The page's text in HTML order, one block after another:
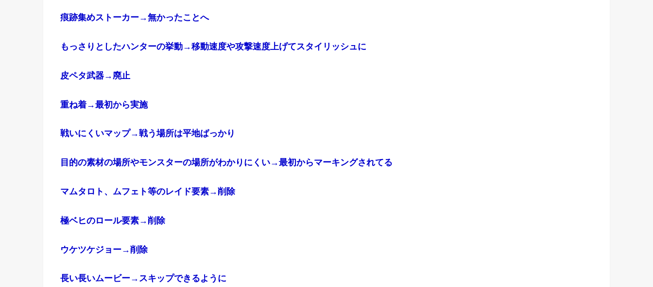
痕跡集めストーカー→無かったことへ
もっさりとしたハンターの挙動→移動速度や攻撃速度上げてスタイリッシュに
皮ペタ武器→廃止
重ね着→最初から実施
戦いにくいマップ→戦う場所は平地ばっかり
目的の素材の場所やモンスターの場所がわかりにくい→最初からマーキングされてる
マムタロト、ムフェト等のレイド要素→削除
極ベヒのロール要素→削除
ウケツケジョー→削除
長い長いムービー→スキップできるように